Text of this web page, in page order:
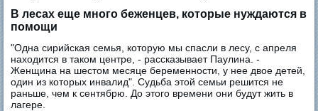
В лесах еще много беженцев, которые нуждаются в
помощи
"Одна сирийская семья, которую мы спасли в лесу, с апреля
находится в таком центре, - рассказывает Паулина. -
Женщина на шестом месяце беременности, у нее двое детей,
один из которых инвалид". Судьба этой семьи решится не
раньше, чем к сентябрю. До этого времени они будут жить в
лагере.